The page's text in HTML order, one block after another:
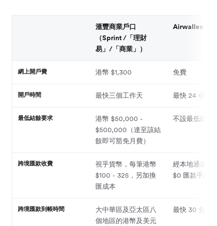
滙豐商業戶口
（Sprint /「理財
易」/「商業」）
Airwallex
網上開戶費 港幣 $1,300 免費
開戶時間 最快三個工作天 最快 24 小時
最低結餘要求
港幣 $50,000 -
$500,000（達至該結
餘即可豁免月費）
不設最低結餘
跨境匯款收費
視乎貨幣，每筆港幣
$100 - 325，另加換
匯成本
經本地通道匯
$0 匯款手續費
跨境匯款到帳時間
大中華區及亞太區八
個地區的港幣及美元
最快 30 分鐘